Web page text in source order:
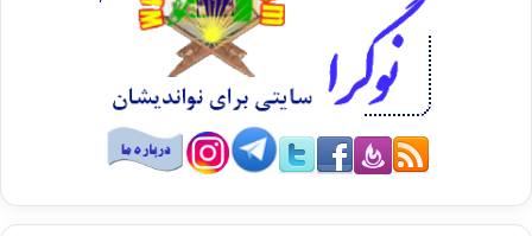
برخی کشورهای غربی وآفریقایی از جمله مالی ، نیجریه و چاد.
باید اعتراف کرد که اطلاعات غلطی باعث شد که حوادث اخیر روی
داده و در نهایت 21 مصری – توسط داعش- اعدام شوند ؛ چرا که آن
عده ، مدت 40 روز در چنگال داعش بودند و بدون اینکه اطلاعات
درستی درباره مکان نگهداری و یا سرنوشتشان در دسترس باشد.
آنچه می خواهم بگویم این است که لیبی هایی که به داعش پیوسته